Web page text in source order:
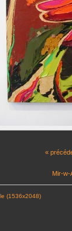
«
Mir-w-
(1536x2048)